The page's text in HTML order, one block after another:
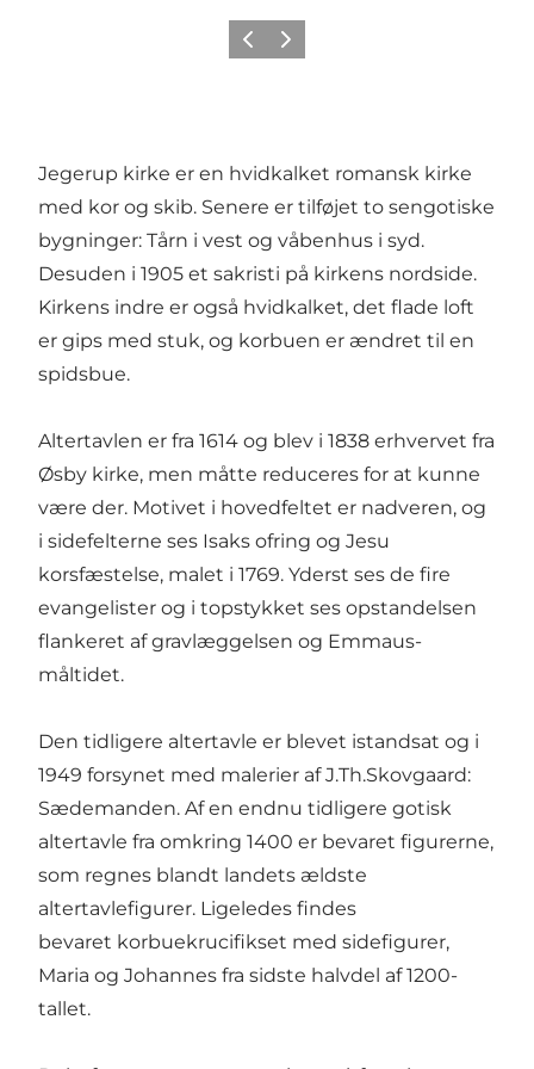
ForrigeNæste
Jegerup kirke er en hvidkalket romansk kirke
med kor og skib. Senere er tilføjet to sengotiske
bygninger: Tårn i vest og våbenhus i syd.
Desuden i 1905 et sakristi på kirkens nordside.
Kirkens indre er også hvidkalket, det flade loft
er gips med stuk, og korbuen er ændret til en
spidsbue.
Altertavlen er fra 1614 og blev i 1838 erhvervet fra
Øsby kirke, men måtte reduceres for at kunne
være der. Motivet i hovedfeltet er nadveren, og
i sidefelterne ses Isaks ofring og Jesu
korsfæstelse, malet i 1769. Yderst ses de fire
evangelister og i topstykket ses opstandelsen
flankeret af gravlæggelsen og Emmaus-
måltidet.
Den tidligere altertavle er blevet istandsat og i
1949 forsynet med malerier af J.Th.Skovgaard:
Sædemanden. Af en endnu tidligere gotisk
altertavle fra omkring 1400 er bevaret figurerne,
som regnes blandt landets ældste
altertavlefigurer. Ligeledes findes
bevaret korbuekrucifikset med sidefigurer,
Maria og Johannes fra sidste halvdel af 1200-
tallet.